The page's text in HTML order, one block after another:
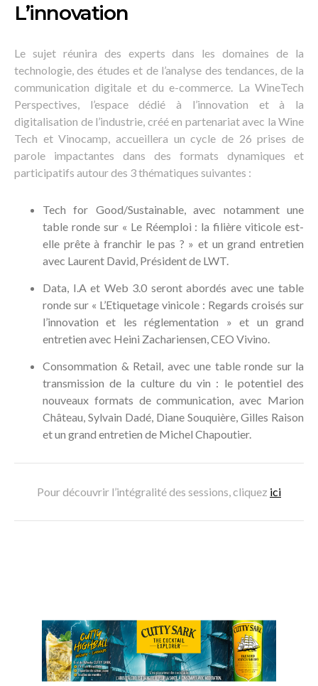
L’innovation
Le sujet réunira des experts dans les domaines de la
technologie, des études et de l’analyse des tendances, de la
communication digitale et du e-commerce. La WineTech
Perspectives, l’espace dédié à l’innovation et à la
digitalisation de l’industrie, créé en partenariat avec la Wine
Tech et Vinocamp, accueillera un cycle de 26 prises de
parole impactantes dans des formats dynamiques et
participatifs autour des 3 thématiques suivantes :
Tech for Good/Sustainable, avec notamment une
table ronde sur « Le Réemploi : la filière viticole est-
elle prête à franchir le pas ? » et un grand entretien
avec Laurent David, Président de LWT.
Data, I.A et Web 3.0 seront abordés avec une table
ronde sur « L’Etiquetage vinicole : Regards croisés sur
l’innovation et les réglementation » et un grand
entretien avec Heini Zachariensen, CEO Vivino.
Consommation & Retail, avec une table ronde sur la
transmission de la culture du vin : le potentiel des
nouveaux formats de communication, avec Marion
Château, Sylvain Dadé, Diane Souquière, Gilles Raison
et un grand entretien de Michel Chapoutier.
Pour découvrir l’intégralité des sessions, cliquez ici